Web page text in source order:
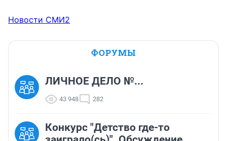
Новости СМИ2
ФОРУМЫ
ЛИЧНОЕ ДЕЛО №...
43 948 282
Конкурс "Детство где-то